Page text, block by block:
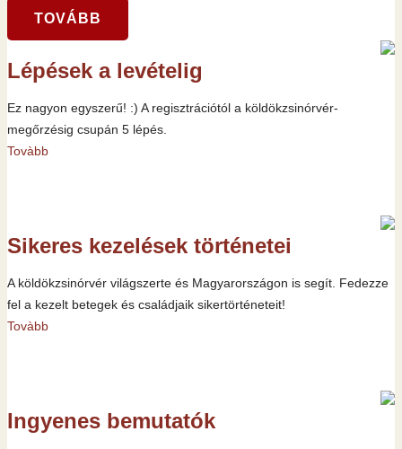
TOVÁBB
Lépések a levételig
Ez nagyon egyszerű! :) A regisztrációtól a köldökzsinórvér-
megőrzésig csupán 5 lépés.
Tovàbb
Sikeres kezelések történetei
A köldökzsinórvér világszerte és Magyarországon is segít. Fedezze
fel a kezelt betegek és családjaik sikertörténeteit!
Tovàbb
Ingyenes bemutatók